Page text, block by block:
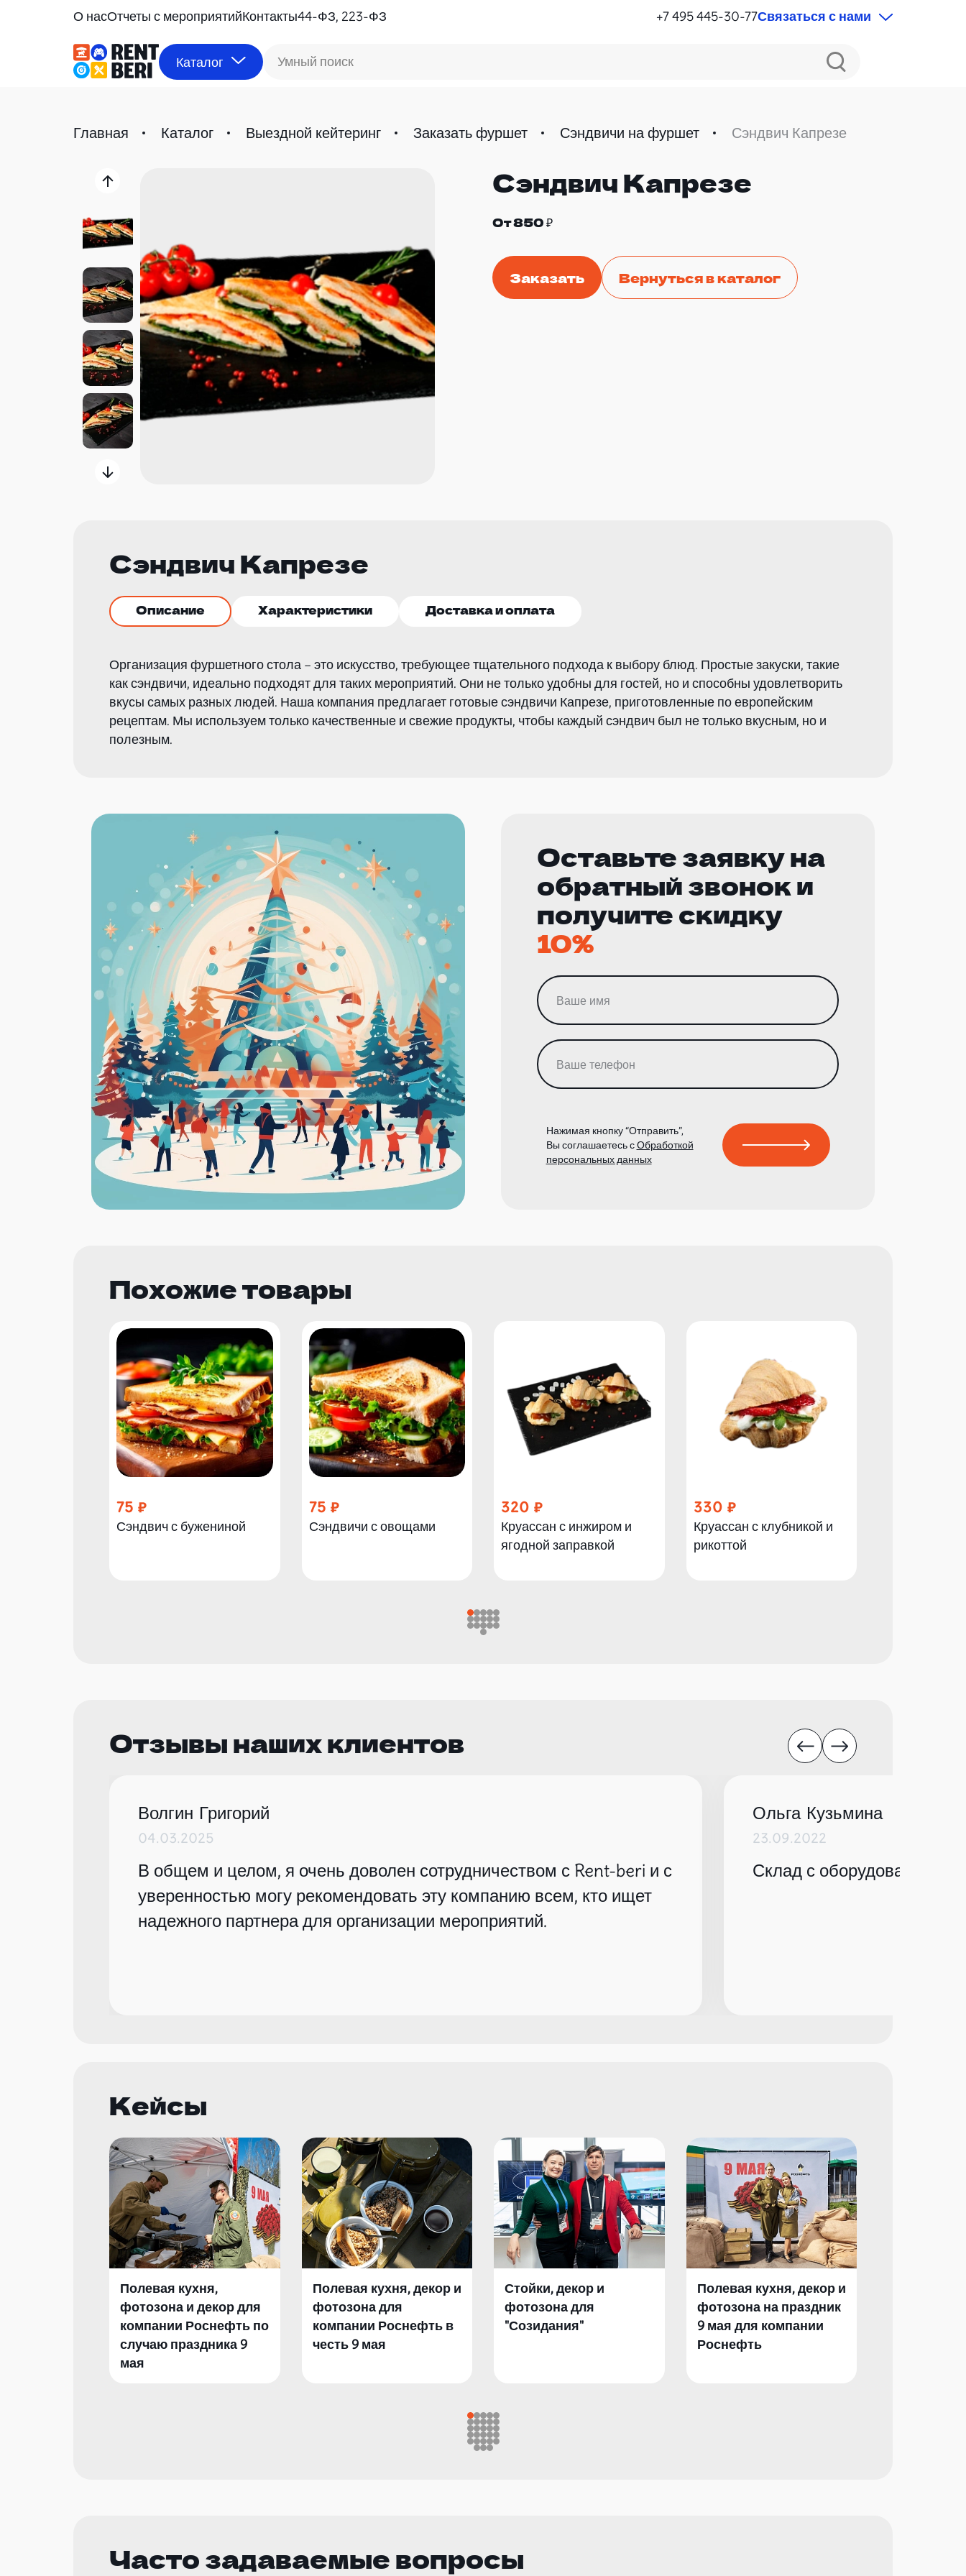
О насОтчеты с мероприятийКонтакты44-ФЗ, 223-ФЗ +7 495 445-30-77Связаться с нами
Каталог Умный поиск
Главная Каталог Выездной кейтеринг Заказать фуршет Сэндвичи на фуршет Сэндвич Капрезе
Сэндвич Капрезе
От 850 ₽
Заказать Вернуться в каталог
Сэндвич Капрезе
Описание Характеристики Доставка и оплата
Организация фуршетного стола – это искусство, требующее тщательного подхода к выбору блюд. Простые закуски, такие
как сэндвичи, идеально подходят для таких мероприятий. Они не только удобны для гостей, но и способны удовлетворить
вкусы самых разных людей. Наша компания предлагает готовые сэндвичи Капрезе, приготовленные по европейским
рецептам. Мы используем только качественные и свежие продукты, чтобы каждый сэндвич был не только вкусным, но и
полезным.
Оставьте заявку на
обратный звонок и
получите скидку
10%
Нажимая кнопку “Отправить”,
Вы соглашаетесь сОбработкой
персональных данных
Похожие товары
75
Сэндвич с бужениной
75
Сэндвичи с овощами
320
Круассан с инжиром и
ягодной заправкой
330
Круассан с клубникой и
рикоттой
Отзывы наших клиентов
Волгин Григорий
04.03.2025
В общем и целом, я очень доволен сотрудничеством с Rent-beri и с
уверенностью могу рекомендовать эту компанию всем, кто ищет
надежного партнера для организации мероприятий.
Ольга Кузьмина
23.09.2022
Склад с оборудованием
Кейсы
Полевая кухня,
фотозона и декор для
компании Роснефть по
случаю праздника 9
мая
Полевая кухня, декор и
фотозона для
компании Роснефть в
честь 9 мая
Стойки, декор и
фотозона для
"Созидания"
Полевая кухня, декор и
фотозона на праздник
9 мая для компании
Роснефть
Часто задаваемые вопросы